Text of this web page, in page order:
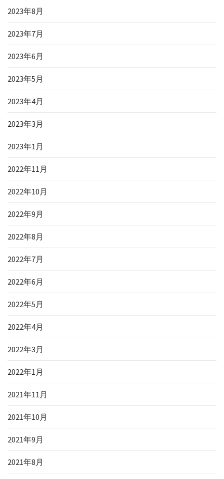
2023年8月
2023年7月
2023年6月
2023年5月
2023年4月
2023年3月
2023年1月
2022年11月
2022年10月
2022年9月
2022年8月
2022年7月
2022年6月
2022年5月
2022年4月
2022年3月
2022年1月
2021年11月
2021年10月
2021年9月
2021年8月